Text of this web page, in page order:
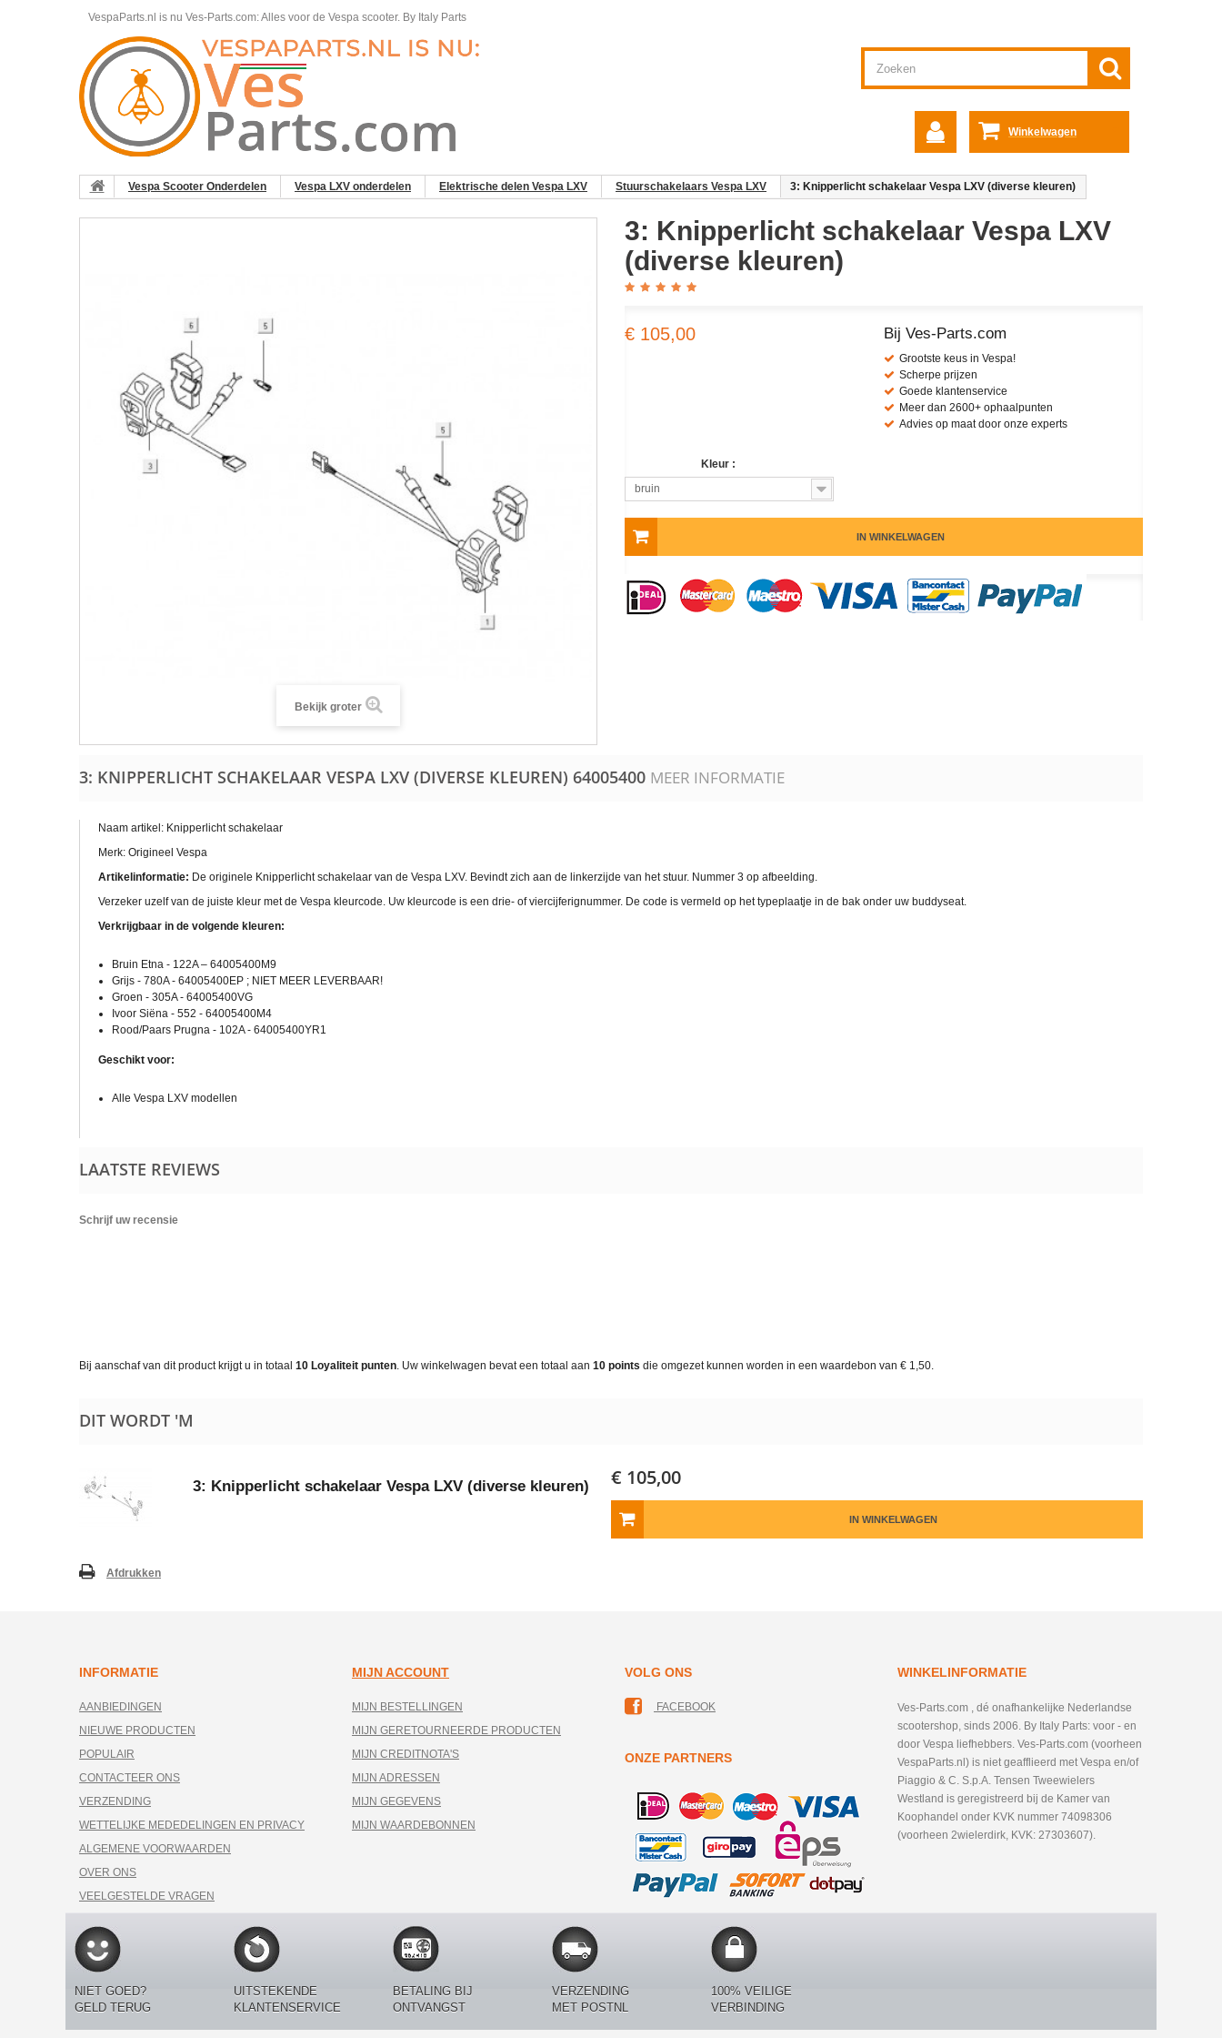
VespaParts.nl is nu Ves-Parts.com: Alles voor de Vespa scooter. By Italy Parts
Winkelwagen
Vespa Scooter Onderdelen Vespa LXV onderdelen Elektrische delen Vespa LXV Stuurschakelaars Vespa LXV 3: Knipperlicht schakelaar Vespa LXV (diverse kleuren)
Bekijk groter
3: Knipperlicht schakelaar Vespa LXV
(diverse kleuren)
€ 105,00 Bij Ves-Parts.com
Grootste keus in Vespa!
Scherpe prijzen
Goede klantenservice
Meer dan 2600+ ophaalpunten
Advies op maat door onze experts
Kleur :
bruin
IN WINKELWAGEN
3: KNIPPERLICHT SCHAKELAAR VESPA LXV (DIVERSE KLEUREN) 64005400 MEER INFORMATIE
Naam artikel: Knipperlicht schakelaar
Merk: Origineel Vespa
Artikelinformatie: De originele Knipperlicht schakelaar van de Vespa LXV. Bevindt zich aan de linkerzijde van het stuur. Nummer 3 op afbeelding.
Verzeker uzelf van de juiste kleur met de Vespa kleurcode. Uw kleurcode is een drie- of viercijferignummer. De code is vermeld op het typeplaatje in de bak onder uw buddyseat.
Verkrijgbaar in de volgende kleuren:
Bruin Etna - 122A – 64005400M9
Grijs - 780A - 64005400EP ; NIET MEER LEVERBAAR!
Groen - 305A - 64005400VG
Ivoor Siëna - 552 - 64005400M4
Rood/Paars Prugna - 102A - 64005400YR1
Geschikt voor:
Alle Vespa LXV modellen
LAATSTE REVIEWS
Schrijf uw recensie
Bij aanschaf van dit product krijgt u in totaal 10 Loyaliteit punten. Uw winkelwagen bevat een totaal aan 10 points die omgezet kunnen worden in een waardebon van € 1,50.
DIT WORDT 'M
3: Knipperlicht schakelaar Vespa LXV (diverse kleuren) € 105,00
IN WINKELWAGEN
Afdrukken
INFORMATIE
AANBIEDINGEN
NIEUWE PRODUCTEN
POPULAIR
CONTACTEER ONS
VERZENDING
WETTELIJKE MEDEDELINGEN EN PRIVACY
ALGEMENE VOORWAARDEN
OVER ONS
VEELGESTELDE VRAGEN
MIJN ACCOUNT
MIJN BESTELLINGEN
MIJN GERETOURNEERDE PRODUCTEN
MIJN CREDITNOTA'S
MIJN ADRESSEN
MIJN GEGEVENS
MIJN WAARDEBONNEN
VOLG ONS
FACEBOOK
ONZE PARTNERS
WINKELINFORMATIE
Ves-Parts.com , dé onafhankelijke Nederlandse
scootershop, sinds 2006. By Italy Parts: voor - en
door Vespa liefhebbers. Ves-Parts.com (voorheen
VespaParts.nl) is niet geafflieerd met Vespa en/of
Piaggio & C. S.p.A. Tensen Tweewielers
Westland is geregistreerd bij de Kamer van
Koophandel onder KVK nummer 74098306
(voorheen 2wielerdirk, KVK: 27303607).
NIET GOED?
GELD TERUG
UITSTEKENDE
KLANTENSERVICE
BETALING BIJ
ONTVANGST
VERZENDING
MET POSTNL
100% VEILIGE
VERBINDING